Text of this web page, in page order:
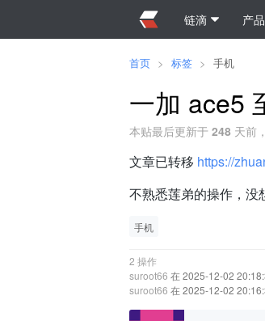
链滴 产品
首页 > 标签 > 手机
一加 ace5
本贴最后更新于 248 天前
文章已转移 https://
不熟悉莲弟的操作，
手机
2 操作
suroot66 在 2025-12-02
suroot66 在 2025-12-02